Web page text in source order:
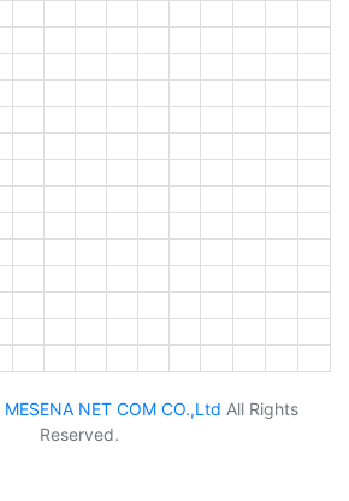
MESENA NET COM CO.,Ltd All Rights
Reserved.